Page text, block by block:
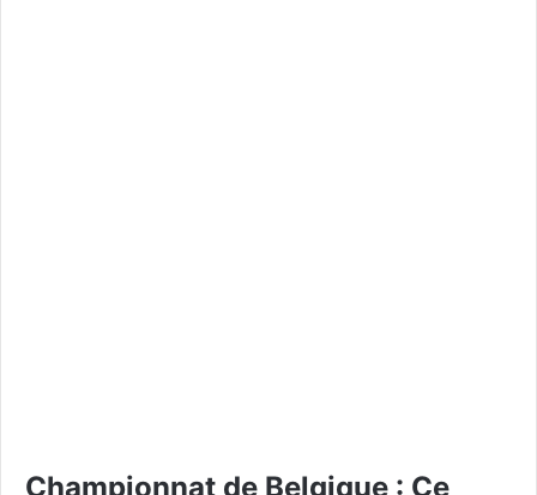
Championnat de Belgique : Ce